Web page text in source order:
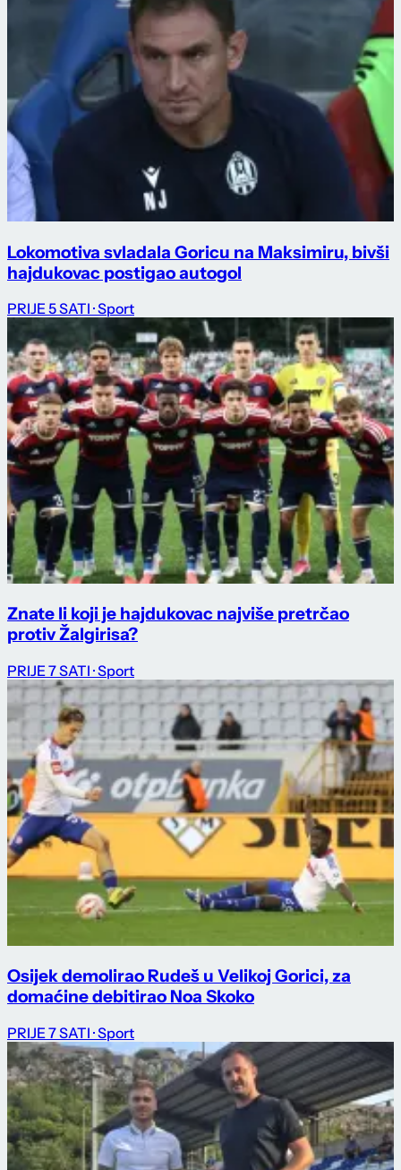
Lokomotiva svladala Goricu na Maksimiru, bivši
hajdukovac postigao autogol
PRIJE 5 SATI · Sport
Znate li koji je hajdukovac najviše pretrčao
protiv Žalgirisa?
PRIJE 7 SATI · Sport
Osijek demolirao Rudeš u Velikoj Gorici, za
domaćine debitirao Noa Skoko
PRIJE 7 SATI · Sport